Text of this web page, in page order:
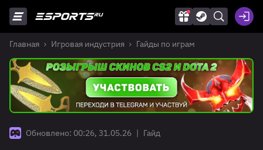
Главная Игровая индустрия Гайды по играм
Обновлено: 00:26, 31.05.26 | Гайд